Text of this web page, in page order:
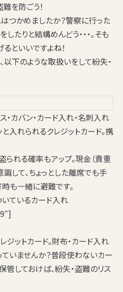
を防ごう！
つかめましたか？警察に行った
たりと結構めんどう・・・。そも
といいですよね！
以下のような取扱いをして紛失・
・カバン・カード入れ・名刺入れ
入れられるクレジットカード。携
られる確率もアップ。現金（貴重
して、ちょっとした離席でも手
も一緒に避難です。
ているカード入れ
ットカード。財布・カード入れ
いませんか？普段使わないカー
管しておけば、紛失・盗難のリス